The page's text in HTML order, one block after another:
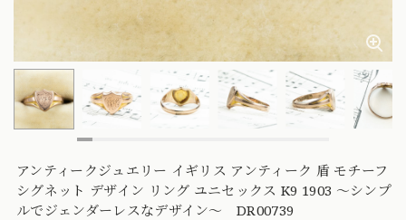
アンティークジュエリー イギリス アンティーク 盾 モチーフ
シグネット デザイン リング ユニセックス K9 1903 〜シンプ
ルでジェンダーレスなデザイン〜 DR00739